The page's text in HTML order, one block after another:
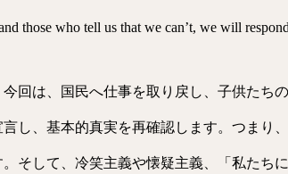
those who tell us that we can’t, we will
今回は、国民へ仕事を取り戻し、子供たち
し、基本的真実を再確認します。つまり
そして、冷笑主義や懐疑主義、「私たち